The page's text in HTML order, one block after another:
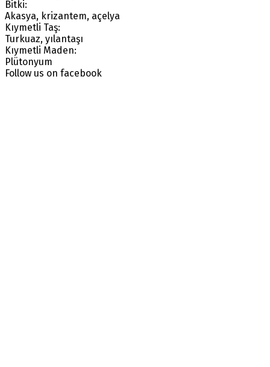
Bitki:
Akasya, krizantem, açelya
Kıymetli Taş:
Turkuaz, yılantaşı
Kıymetli Maden:
Plütonyum
Follow us on facebook